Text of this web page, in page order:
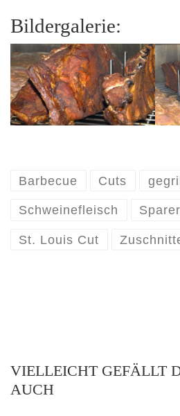
Bildergalerie:
Barbecue Cuts
Schweinefleisch
St. Louis Cut
VIELLEICHT GEFÄLLT
AUCH